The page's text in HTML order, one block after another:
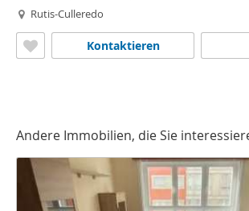
Rutis-Culleredo
Kontaktieren
Andere Immobilien, die Sie